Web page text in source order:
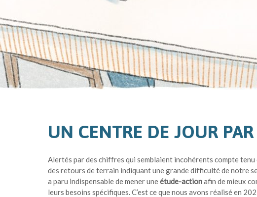
UN CENTRE DE JOUR
Alertés par des chiffres qui semblaient incohérents compte
des retours de terrain indiquant une grande difficulté de notre
a paru indispensable de mener uneétude-actionafin de mieux
leurs besoins spécifiques. C’est ce que nous avons réalisé en